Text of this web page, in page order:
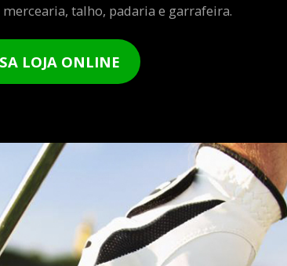
talho, padaria e garrafeira.
LOJA ONLINE